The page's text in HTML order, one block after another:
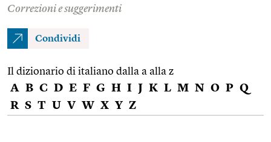
Correzioni e suggerimenti
Condividi
Il dizionario di italiano dalla a alla z
A B C D E F G H I J K L M N O P Q
R S T U V W X Y Z